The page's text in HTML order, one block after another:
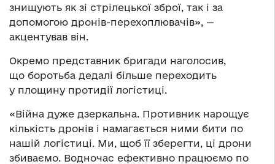
знищують як зі стрілецької зброї, так і за
допомогою дронів-перехоплювачів», —
акцентував він.
Окремо представник бригади наголосив,
що боротьба дедалі більше переходить
у площину протидії логістиці.
«Війна дуже дзеркальна. Противник нарощує
кількість дронів і намагається ними бити по
нашій логістиці. Ми, щоб її зберегти, ці дрони
збиваємо. Водночас ефективно працюємо по